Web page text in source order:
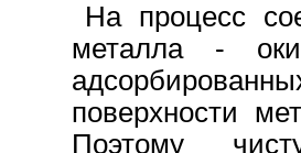
На процесс
металла -
поверхности
Поэтому